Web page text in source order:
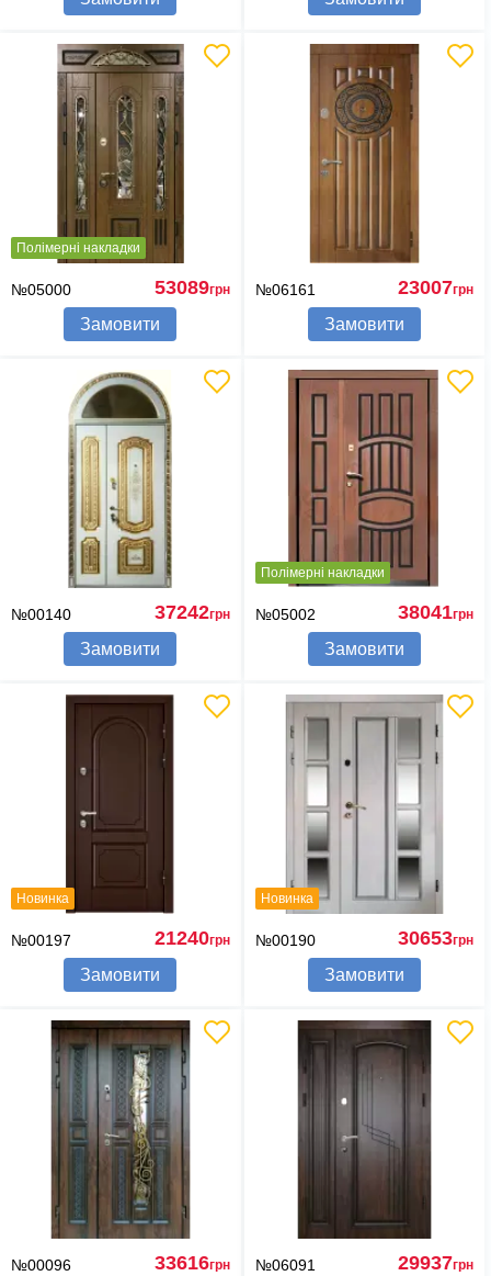
Полімерні накладки
№05000 53089грн
Замовити
№06161 23007грн
Замовити
№00140 37242грн
Замовити
Полімерні накладки
№05002 38041грн
Замовити
Новинка
№00197 21240грн
Замовити
Новинка
№00190 30653грн
Замовити
№00096 33616грн №06091 29937грн